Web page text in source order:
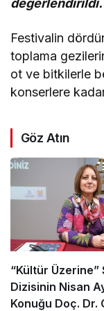
değerlendirildi.
Festivalin
toplama
ot ve bitkilerle
konserlere
Göz Atın
“Kültür Üzerine”
Dizisinin Nisan
Konuğu Doç. Dr.